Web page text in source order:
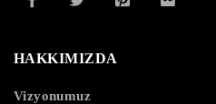
HAKKIMIZDA
Vizyonumuz